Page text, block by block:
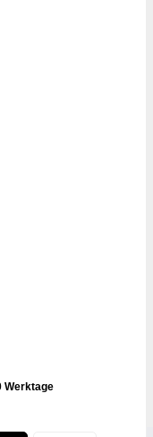
Werktage